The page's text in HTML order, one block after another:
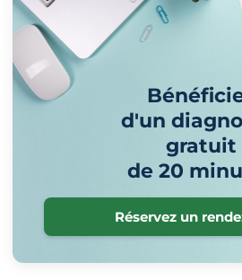
d'un
gratuit
de 20
Réservez un